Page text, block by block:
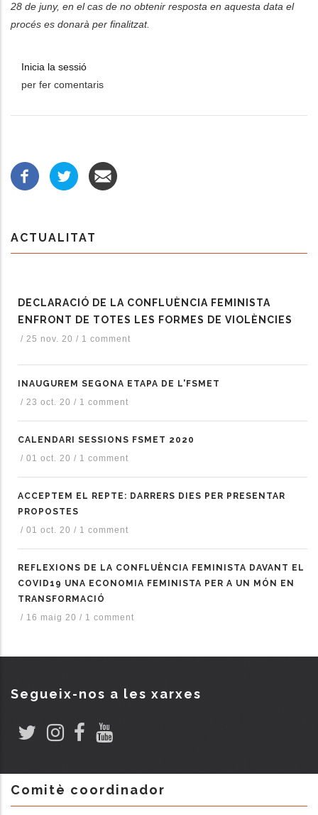
28 de juny, en el cas de no obtenir resposta en aquesta data el
procés es donarà per finalitzat.
Inicia la sessió
per fer comentaris
ACTUALITAT
DECLARACIÓ DE LA CONFLUÈNCIA FEMINISTA
ENFRONT DE TOTES LES FORMES DE VIOLÈNCIES
/ 25 nov. 20 / 1 comment
INAUGUREM SEGONA ETAPA DE L'FSMET
/ 23 oct. 20 / 1 comment
CALENDARI SESSIONS FSMET 2020
/ 01 oct. 20 / 1 comment
ACCEPTEM EL REPTE: DARRERS DIES PER PRESENTAR
PROPOSTES
/ 01 oct. 20 / 1 comment
REFLEXIONS DE LA CONFLUÈNCIA FEMINISTA DAVANT EL
COVID19 UNA ECONOMIA FEMINISTA PER A UN MÓN EN
TRANSFORMACIÓ
/ 16 maig 20 / 1 comment
Segueix-nos a les xarxes
Comitè coordinador